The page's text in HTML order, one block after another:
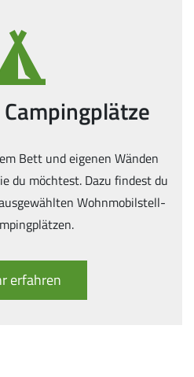
Bett und eigenen Wänden
du möchtest. Dazu findest du
Wohnmobilstell-
erfahren